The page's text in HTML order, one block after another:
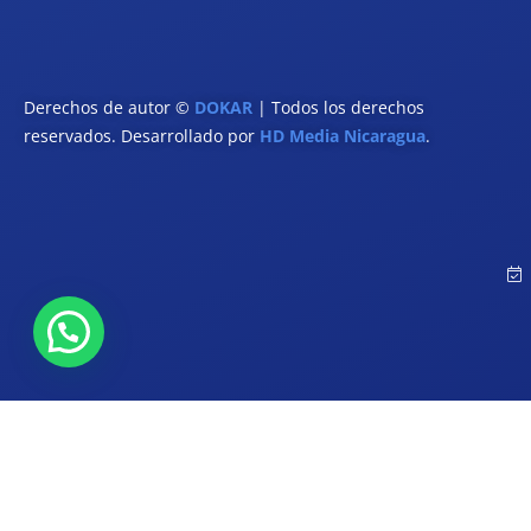
Derechos de autor © DOKAR | Todos los derechos
reservados. Desarrollado por HD Media Nicaragua.